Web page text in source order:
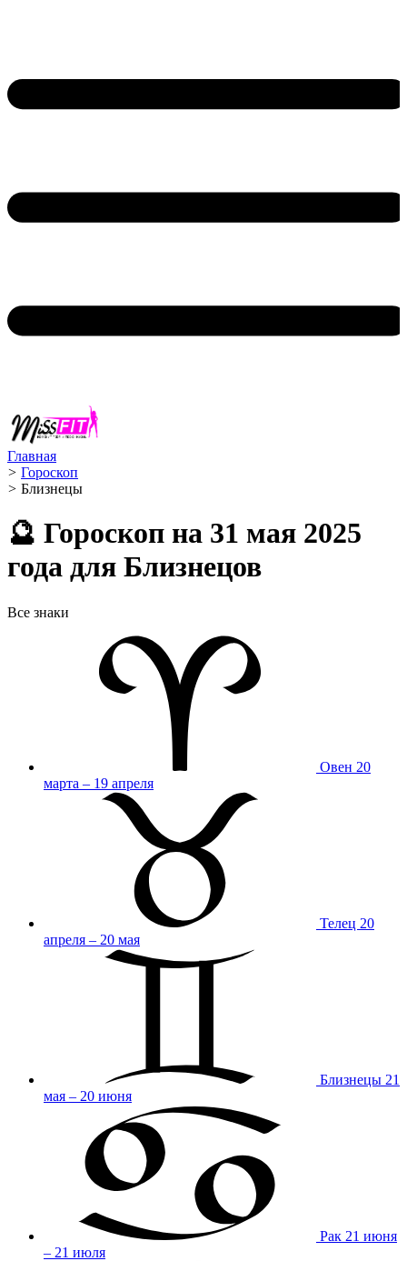
Главная
> Гороскоп
> Близнецы ️
🔮 Гороскоп на 31 мая 2025
года для Близнецов
Все знаки
Овен 20
марта – 19 апреля
Телец 20
апреля – 20 мая
Близнецы 21
мая – 20 июня
Рак 21 июня
– 21 июля